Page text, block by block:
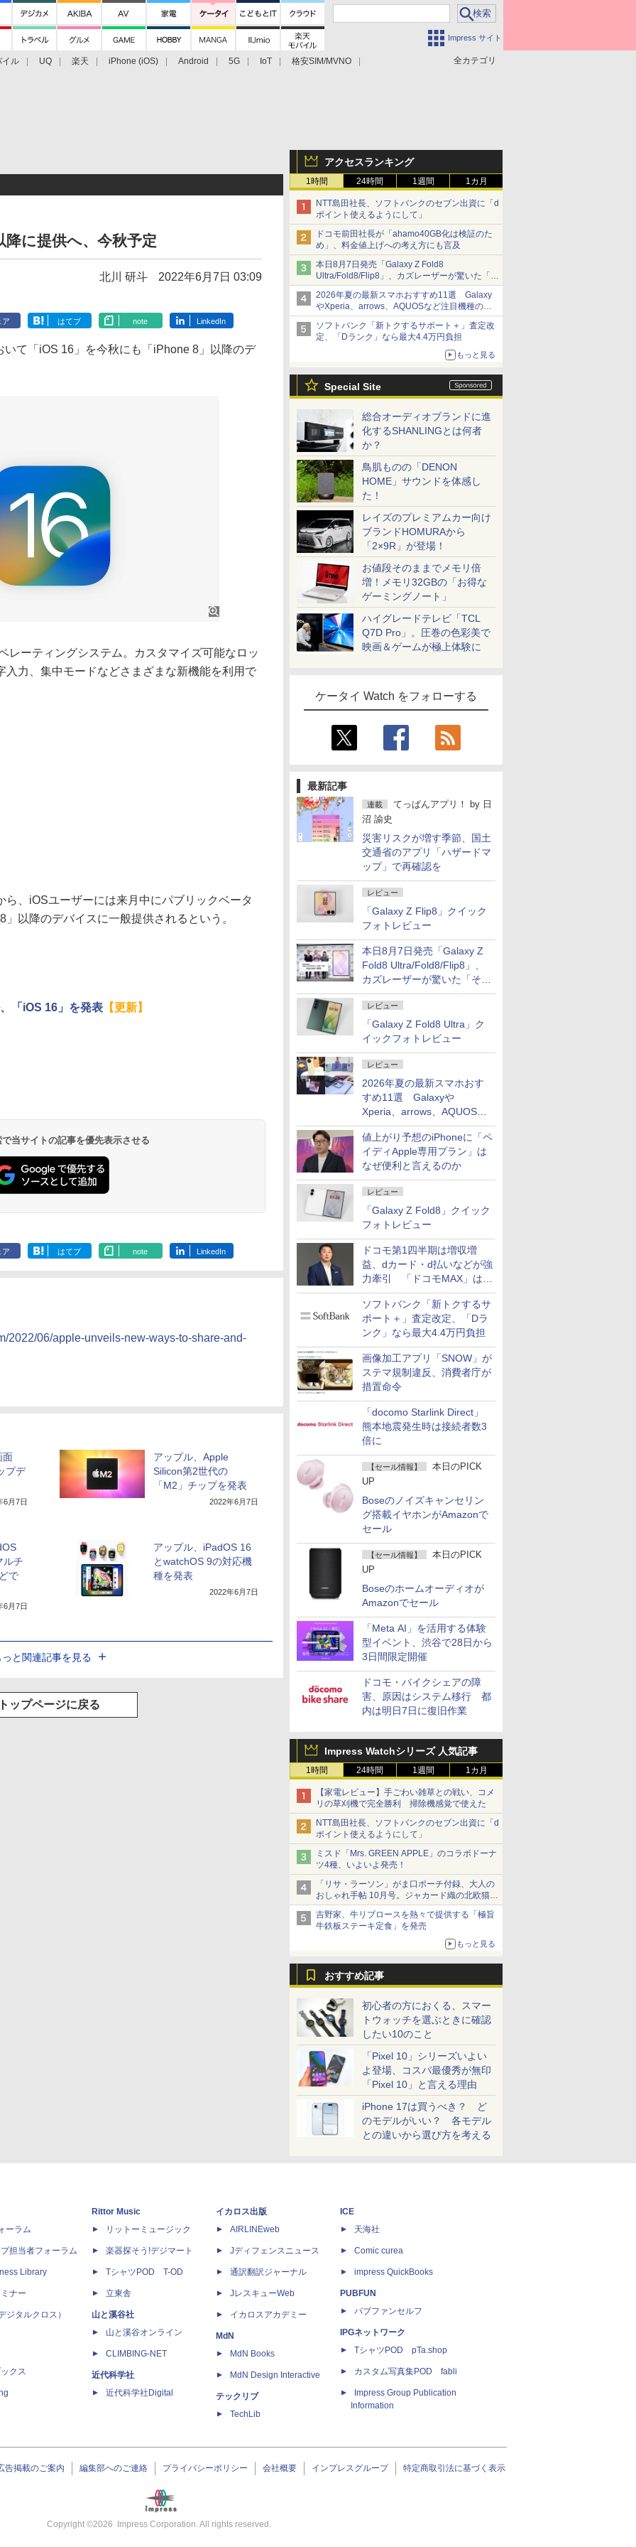
Impress サイト
全カテゴリ
イル UQ 楽天 iPhone (iOS) Android 5G IoT
格安SIM/MVNO
アクセスランキング
1時間 24時間 1週間 1カ月
NTT島田社長、ソフトバンクのセブン出資に「d
ポイント使えるようにして」
ドコモ前田社長が「ahamo40GB化は検証のた
め」、料金値上げへの考え方にも言及
本日8月7日発売「Galaxy Z Fold8
Ultra/Fold8/Flip8」、カズレーザーが驚いた「そ
ば屋のメニュー並みの薄さ」
2026年夏の最新スマホおすすめ11選 Galaxy
やXperia、arrows、AQUOSなど注目機種の特
徴は
ソフトバンク「新トクするサポート＋」査定改
定、「Dランク」なら最大4.4万円負担
もっと見る
Special Site
総合オーディオブランドに進
化するSHANLINGとは何者
か？
鳥肌ものの「DENON
HOME」サウンドを体感し
た！
レイズのプレミアムカー向け
ブランドHOMURAから
「2×9R」が登場！
お値段そのままでメモリ倍
増！メモリ32GBの「お得な
ゲーミングノート」
ハイグレードテレビ「TCL
Q7D Pro」。圧巻の色彩美で
映画＆ゲームが極上体験に
ケータイ Watch をフォローする
最新記事
連載 てっぱんアプリ！ by 日
沼 諭史
災害リスクが増す季節、国土
交通省のアプリ「ハザードマ
ップ」で再確認を
レビュー
「Galaxy Z Flip8」クイック
フォトレビュー
本日8月7日発売「Galaxy Z
Fold8 Ultra/Fold8/Flip8」、
カズレーザーが驚いた「そば
屋のメニュー並みの薄さ」
レビュー
「Galaxy Z Fold8 Ultra」ク
イックフォトレビュー
レビュー
2026年夏の最新スマホおす
すめ11選 Galaxyや
Xperia、arrows、AQUOSな
ど注目機種の特徴は
値上がり予想のiPhoneに「ペ
イディApple専用プラン」は
なぜ便利と言えるのか
レビュー
「Galaxy Z Fold8」クイック
フォトレビュー
ドコモ第1四半期は増収増
益、dカード・d払いなどが強
力牽引 「ドコモMAX」は
400万契約突破
ソフトバンク「新トクするサ
ポート＋」査定改定、「Dラ
ンク」なら最大4.4万円負担
画像加工アプリ「SNOW」が
ステマ規制違反、消費者庁が
措置命令
「docomo Starlink Direct」
熊本地震発生時は接続者数3
倍に
【セール情報】
本日のPICK
UP
Boseのノイズキャンセリン
グ搭載イヤホンがAmazonで
セール
【セール情報】
本日のPICK
UP
Boseのホームオーディオが
Amazonでセール
「Meta AI」を活用する体験
型イベント、渋谷で28日から
3日間限定開催
ドコモ・バイクシェアの障
害、原因はシステム移行 都
内は明日7日に復旧作業
Impress Watchシリーズ 人気記事
1時間 24時間 1週間 1カ月
【家電レビュー】手ごわい雑草との戦い、コメ
リの草刈機で完全勝利 掃除機感覚で使えた
NTT島田社長、ソフトバンクのセブン出資に「d
ポイント使えるようにして」
ミスド「Mrs. GREEN APPLE」のコラボドーナ
ツ4種、いよいよ発売！
「リサ・ラーソン」がま口ポーチ付録、大人の
おしゃれ手帖 10月号。ジャカード織の北欧猫デ
ザイン
吉野家、牛リブロースを熱々で提供する「極旨
牛鉄板ステーキ定食」を発売
もっと見る
おすすめ記事
初心者の方におくる、スマー
トウォッチを選ぶときに確認
したい10のこと
「Pixel 10」シリーズいよい
よ登場、コスパ最優秀が無印
「Pixel 10」と言える理由
iPhone 17は買うべき？ ど
のモデルがいい？ 各モデル
との違いから選び方を考える
に提供へ、今秋予定
北川 研斗 2022年6月7日 03:09
ア はてブ note LinkedIn
て「iOS 16」を今秋にも「iPhone 8」以降のデ
ーティングシステム。カスタマイズ可能なロッ
入力、集中モードなどさまざまな新機能を利用で
、iOSユーザーには来月中にパブリックベータ
以降のデバイスに一般提供されるという。
「iOS 16」を発表 【更新】
当サイトの記事を優先表示させる
ア はてブ note LinkedIn
2022/06/apple-unveils-new-ways-to-share-and-
面
プデ
6月7日
アップル、Apple
Silicon第2世代の
「M2」チップを発表
2022年6月7日
チ
で
6月7日
アップル、iPadOS 16
とwatchOS 9の対応機
種を発表
2022年6月7日
と関連記事を見る
ップページに戻る
ーラム
担当者フォーラム
Library
ナー
ジタルクロス）
クス
Rittor Music
リットーミュージック
楽器探そう!デジマート
TシャツPOD T-OD
立東舎
山と溪谷社
山と溪谷オンライン
CLIMBING-NET
近代科学社
近代科学社Digital
イカロス出版
AIRLINEweb
Jディフェンスニュース
通訳翻訳ジャーナル
JレスキューWeb
イカロスアカデミー
MdN
MdN Books
MdN Design Interactive
テックリブ
TechLib
ICE
天海社
Comic curea
impress QuickBooks
PUBFUN
パブファンセルフ
IPGネットワーク
TシャツPOD pTa.shop
カスタム写真集POD fabli
Impress Group Publication
Information
告掲載のご案内 編集部へのご連絡 プライバシーポリシー 会社概要 インプレスグループ 特定商取引法に基づく表示
Copyright ©2026 Impress Corporation. All rights reserved.